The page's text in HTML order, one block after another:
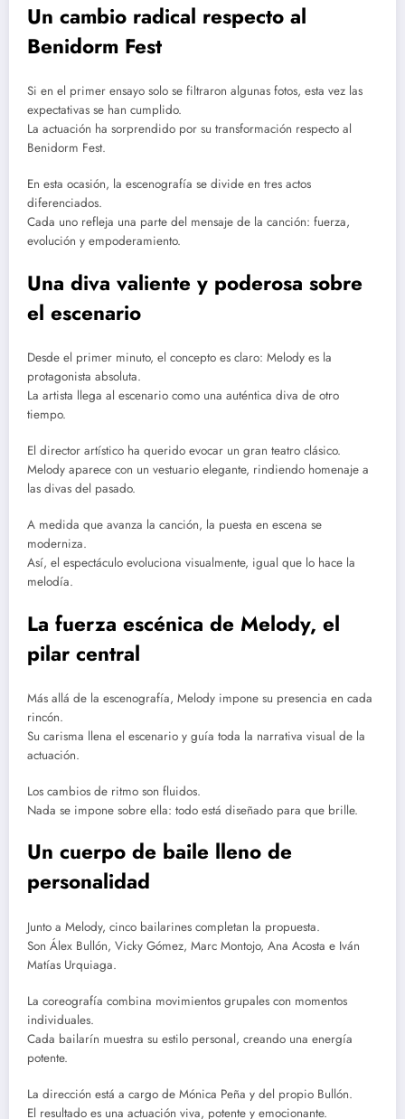
Un cambio radical respecto al
Benidorm Fest
Si en el primer ensayo solo se filtraron algunas fotos, esta vez las
expectativas se han cumplido.
La actuación ha sorprendido por su transformación respecto al
Benidorm Fest.
En esta ocasión, la escenografía se divide en tres actos
diferenciados.
Cada uno refleja una parte del mensaje de la canción: fuerza,
evolución y empoderamiento.
Una diva valiente y poderosa sobre
el escenario
Desde el primer minuto, el concepto es claro: Melody es la
protagonista absoluta.
La artista llega al escenario como una auténtica diva de otro
tiempo.
El director artístico ha querido evocar un gran teatro clásico.
Melody aparece con un vestuario elegante, rindiendo homenaje a
las divas del pasado.
A medida que avanza la canción, la puesta en escena se
moderniza.
Así, el espectáculo evoluciona visualmente, igual que lo hace la
melodía.
La fuerza escénica de Melody, el
pilar central
Más allá de la escenografía, Melody impone su presencia en cada
rincón.
Su carisma llena el escenario y guía toda la narrativa visual de la
actuación.
Los cambios de ritmo son fluidos.
Nada se impone sobre ella: todo está diseñado para que brille.
Un cuerpo de baile lleno de
personalidad
Junto a Melody, cinco bailarines completan la propuesta.
Son Álex Bullón, Vicky Gómez, Marc Montojo, Ana Acosta e Iván
Matías Urquiaga.
La coreografía combina movimientos grupales con momentos
individuales.
Cada bailarín muestra su estilo personal, creando una energía
potente.
La dirección está a cargo de Mónica Peña y del propio Bullón.
El resultado es una actuación viva, potente y emocionante.